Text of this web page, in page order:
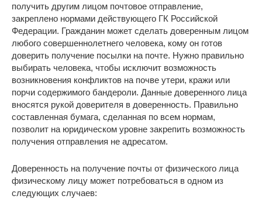
получить другим лицом почтовое отправление,
закреплено нормами действующего ГК Российской
Федерации. Гражданин может сделать доверенным лицом
любого совершеннолетнего человека, кому он готов
доверить получение посылки на почте. Нужно правильно
выбирать человека, чтобы исключит возможность
возникновения конфликтов на почве утери, кражи или
порчи содержимого бандероли. Данные доверенного лица
вносятся рукой доверителя в доверенность. Правильно
составленная бумага, сделанная по всем нормам,
позволит на юридическом уровне закрепить возможность
получения отправления не адресатом.
Доверенность на получение почты от физического лица
физическому лицу может потребоваться в одном из
следующих случаев: